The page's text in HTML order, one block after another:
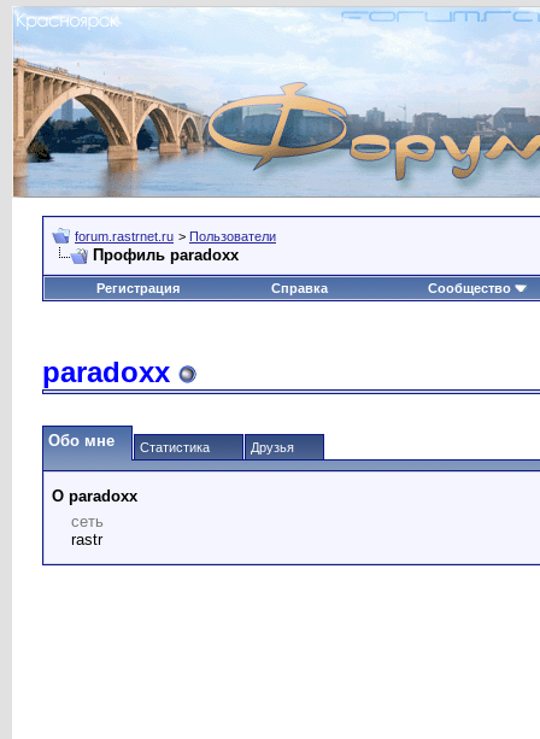
forum.rastrnet.ru > Пользователи
Профиль paradoxx
Регистрация Справка Сообщество
paradoxx
Обо мне Статистика Друзья
О paradoxx
сеть
rastr